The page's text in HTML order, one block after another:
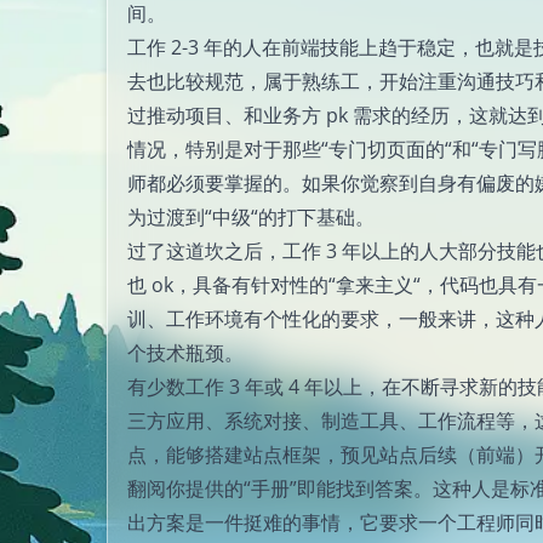
间。
工作 2-3 年的人在前端技能上趋于稳定，也就
去也比较规范，属于熟练工，开始注重沟通技
过推动项目、和业务方 pk 需求的经历，这就达
情况，特别是对于那些“专门切页面的“和“专门
师都必须要掌握的。如果你觉察到自身有偏废
为过渡到“中级“的打下基础。
过了这道坎之后，工作 3 年以上的人大部分技
也 ok，具备有针对性的“拿来主义“，代码也具
训、工作环境有个性化的要求，一般来讲，这
个技术瓶颈。
有少数工作 3 年或 4 年以上，在不断寻求新的
三方应用、系统对接、制造工具、工作流程等
点，能够搭建站点框架，预见站点后续（前端
翻阅你提供的“手册”即能找到答案。这种人是标
出方案是一件挺难的事情，它要求一个工程师